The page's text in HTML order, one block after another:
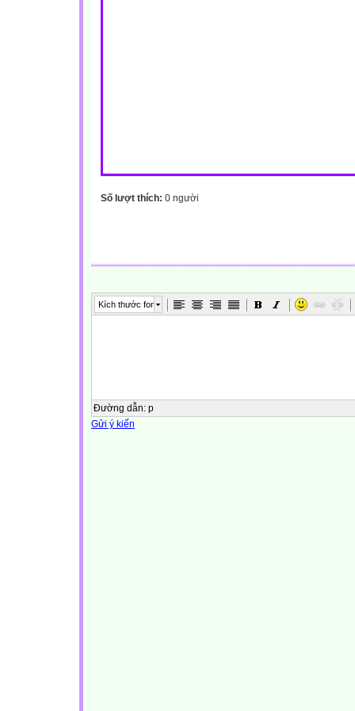
Số lượt thích: 0 người
Kích thước font
Đường dẫn: p
Gửi ý kiến